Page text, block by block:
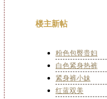
楼主新帖
粉色包臀贵妇
白色紧身热裤
紧身裤小妹
红蓝双美